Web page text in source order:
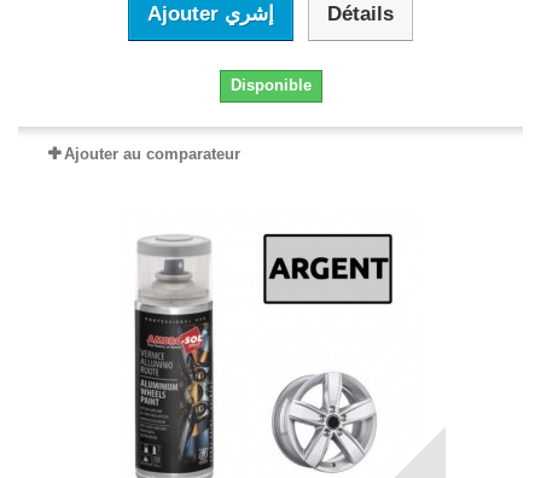
Ajouter إشري Détails
Disponible
Ajouter au comparateur